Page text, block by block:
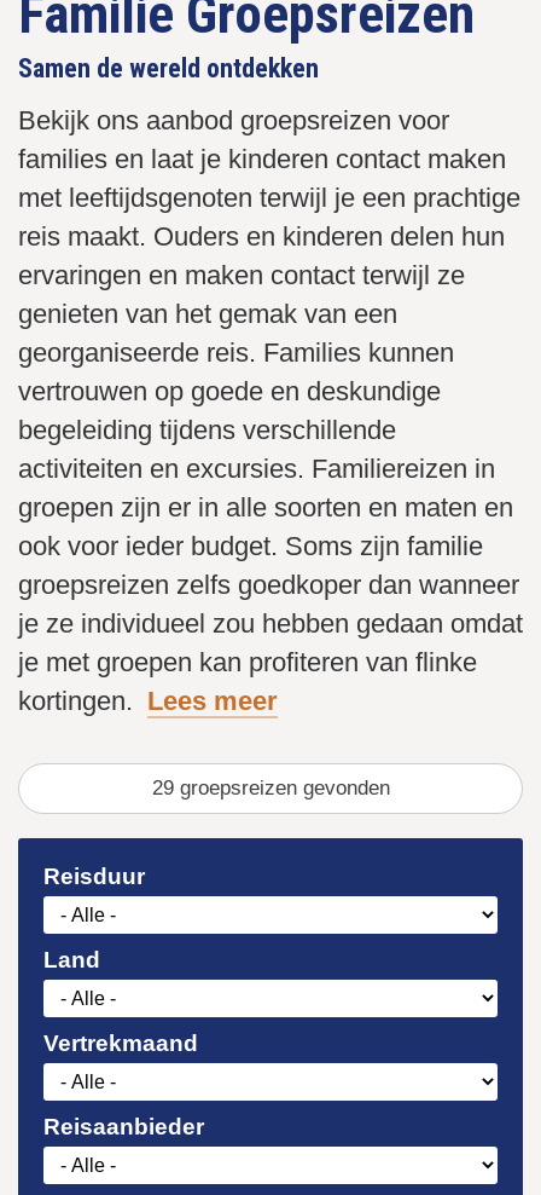
Familie Groepsreizen
Samen de wereld ontdekken
Bekijk ons aanbod groepsreizen voor
families en laat je kinderen contact maken
met leeftijdsgenoten terwijl je een prachtige
reis maakt. Ouders en kinderen delen hun
ervaringen en maken contact terwijl ze
genieten van het gemak van een
georganiseerde reis. Families kunnen
vertrouwen op goede en deskundige
begeleiding tijdens verschillende
activiteiten en excursies. Familiereizen in
groepen zijn er in alle soorten en maten en
ook voor ieder budget. Soms zijn familie
groepsreizen zelfs goedkoper dan wanneer
je ze individueel zou hebben gedaan omdat
je met groepen kan profiteren van flinke
kortingen. Lees meer
29 gevonden
Reisduur
Land
Vertrekmaand
Reisaanbieder